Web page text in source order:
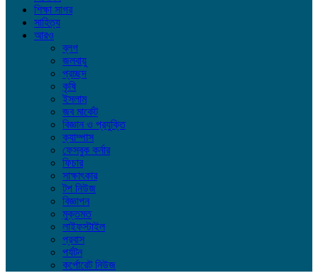
শিক্ষা সাগর
সাহিত্য
আরও
ব্লগ
জলবায়ু
প্রচ্ছদ
কৃষি
ইসলাম
জব মার্কেট
বিজ্ঞান ও প্রযুক্তি
ক্যাম্পাস
ফেসবুক কর্নার
ফিচার
সাক্ষাৎকার
টপ নিউজ
বিজ্ঞাপন
মুক্তমত
লাইফস্টাইল
প্রবাস
পর্যটন
কর্পোরেট নিউজ